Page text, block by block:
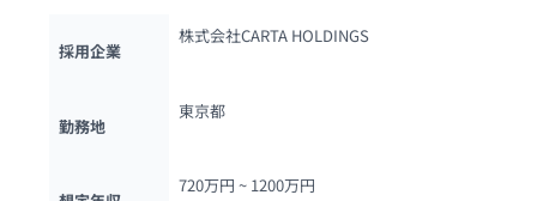
採用企業
株式会社CARTA HOLDINGS
勤務地
東京都
720万円 ~ 1200万円